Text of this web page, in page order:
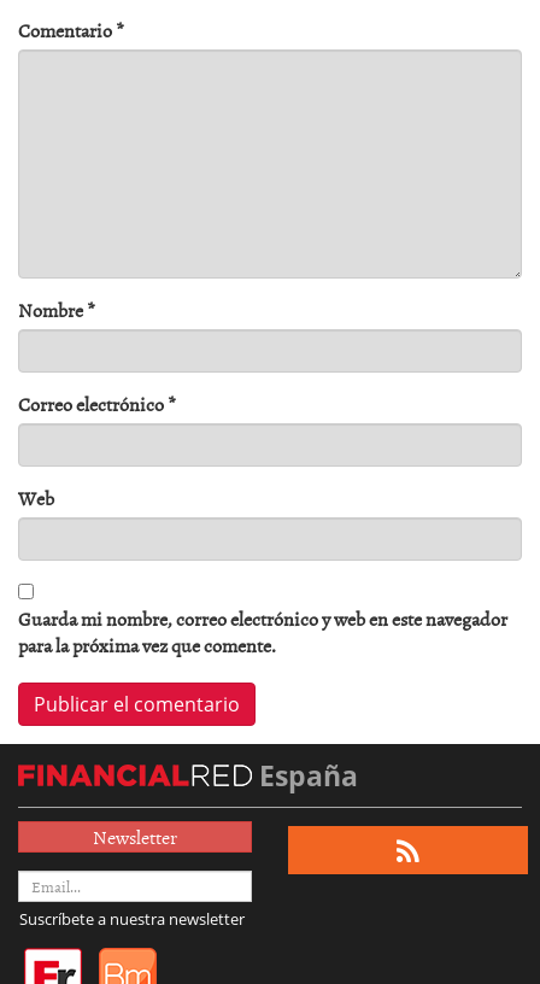
Comentario*
Nombre*
Correo electrónico*
Web
Guarda mi nombre, correo electrónico y web en este navegador
para la próxima vez que comente.
España
Newsletter
Suscríbete a nuestra newsletter